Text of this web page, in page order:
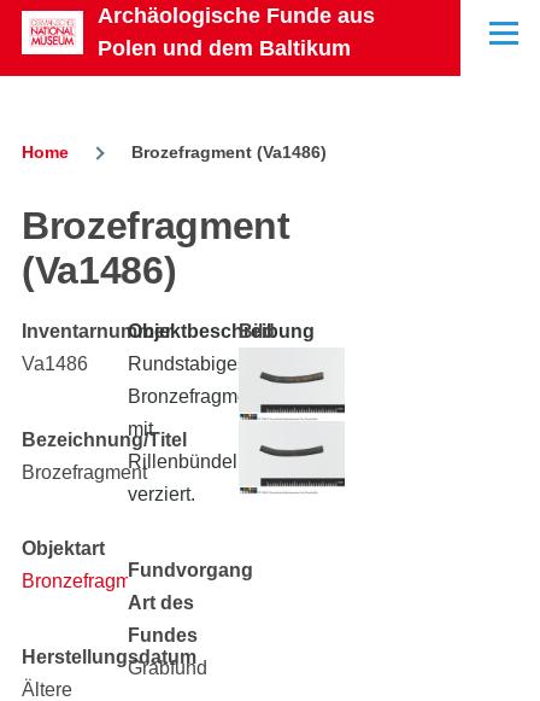
Skip to main content
Archäologische Funde aus
Polen und dem Baltikum
Menu
Home Brozefragment (Va1486)
Brozefragment
(Va1486)
Inventarnummer
Va1486
Bezeichnung/Titel
Brozefragment
Objektart
Bronzefragment
Herstellungsdatum
Ältere
Objektbeschreibung
Rundstabiges
Bronzefragment,
mit
Rillenbündeln
verziert.
Fundvorgang
Art des
Fundes
Grabfund
Bild